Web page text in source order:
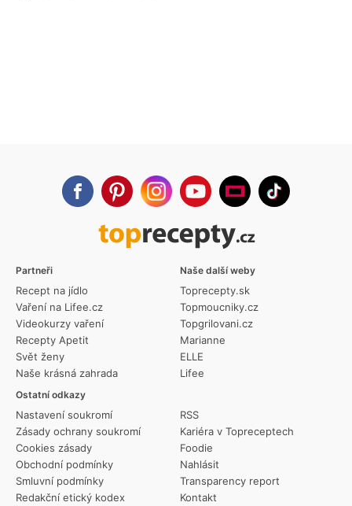
Partneři
Recept na jídlo
Vaření na Lifee.cz
Videokurzy vaření
Recepty Apetit
Svět ženy
Naše krásná zahrada
Ostatní odkazy
Nastavení soukromí
Zásady ochrany soukromí
Cookies zásady
Obchodní podmínky
Smluvní podmínky
Redakční etický kodex
RSS
Kariéra v Topreceptech
Foodie
Nahlásit
Transparency report
Kontakt
Naše další weby
Toprecepty.sk
Topmoucniky.cz
Topgrilovani.cz
Marianne
ELLE
Lifee